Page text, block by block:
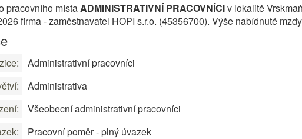
pracovního místaADMINISTRATIVNÍ PRACOVNÍCIv lokalitě
firma - zaměstnavatel HOPI s.r.o. (45356700). Výše nabídnuté
Administrativní pracovníci
Administrativa
Všeobecní administrativní pracovníci
Pracovní poměr - plný úvazek